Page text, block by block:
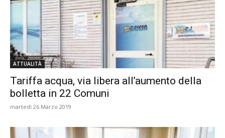
ATTUALITÀ
Tariffa acqua, via libera all’aumento della
bolletta in 22 Comuni
martedì 26 Marzo 2019